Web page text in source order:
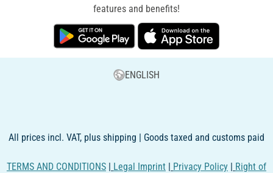
features and benefits!
ENGLISH
All prices incl. VAT, plus shipping | Goods taxed and customs paid
TERMS AND CONDITIONS | Legal Imprint | Privacy Policy | Right of